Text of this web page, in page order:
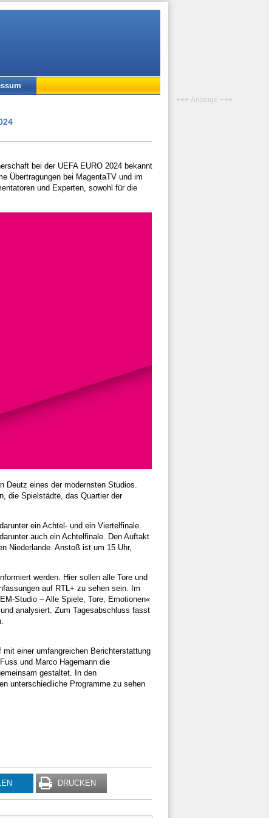
bei der UEFA EURO 2024 bekannt
Übertragungen bei MagentaTV und im
und Experten, sowohl für die
Deutz eines der modernsten Studios.
die Spielstädte, das Quartier der
ein Achtel- und ein Viertelfinale.
auch ein Achtelfinale. Den Auftakt
Niederlande. Anstoß ist um 15 Uhr,
werden. Hier sollen alle Tore und
auf RTL+ zu sehen sein. Im
Studio – Alle Spiele, Tore, Emotionen«
analysiert. Zum Tagesabschluss fasst
einer umfangreichen Berichterstattung
und Marco Hagemann die
gestaltet. In den
unterschiedliche Programme zu sehen
DRUCKEN
+++ Anzeige +++